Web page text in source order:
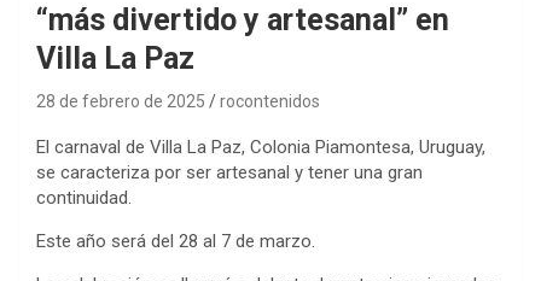
“más divertido y artesanal” en
Villa La Paz
28 de febrero de 2025 rocontenidos
El carnaval de Villa La Paz, Colonia Piamontesa, Uruguay,
se caracteriza por ser artesanal y tener una gran
continuidad.
Este año será del 28 al 7 de marzo.